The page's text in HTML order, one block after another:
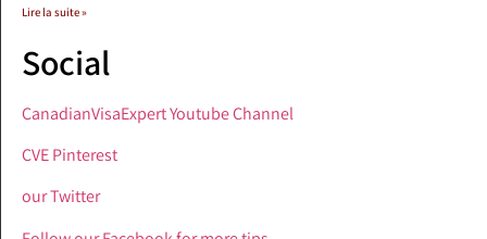
Lire la suite »
Social
CanadianVisaExpert Youtube Channel
CVE Pinterest
our Twitter